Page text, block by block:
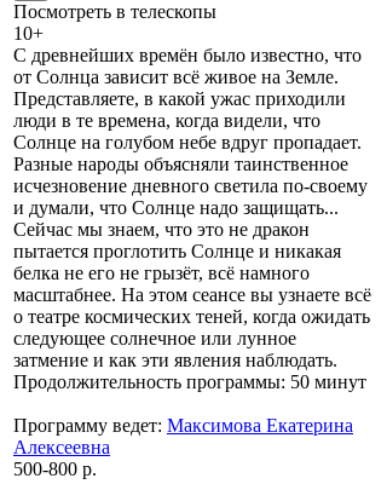
Посмотреть в телескопы
10+
С древнейших времён было известно, что
от Солнца зависит всё живое на Земле.
Представляете, в какой ужас приходили
люди в те времена, когда видели, что
Солнце на голубом небе вдруг пропадает.
Разные народы объясняли таинственное
исчезновение дневного светила по-своему
и думали, что Солнце надо защищать...
Сейчас мы знаем, что это не дракон
пытается проглотить Солнце и никакая
белка не его не грызёт, всё намного
масштабнее. На этом сеансе вы узнаете всё
о театре космических теней, когда ожидать
следующее солнечное или лунное
затмение и как эти явления наблюдать.
Продолжительность программы: 50 минут
Программу ведет: Максимова Екатерина
Алексеевна
500-800 р.